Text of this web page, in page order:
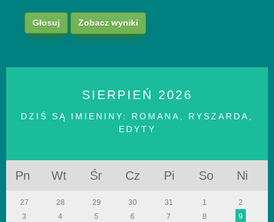
Zobacz wyniki
SIERPIEŃ 2026
DZIŚ SĄ IMIENINY: ROMANA, RYSZARDA,
EDYTY
Pn Wt Śr Cz Pi So Ni
27 28 29 30 31 1
2
3
4 5 6 7 8
9